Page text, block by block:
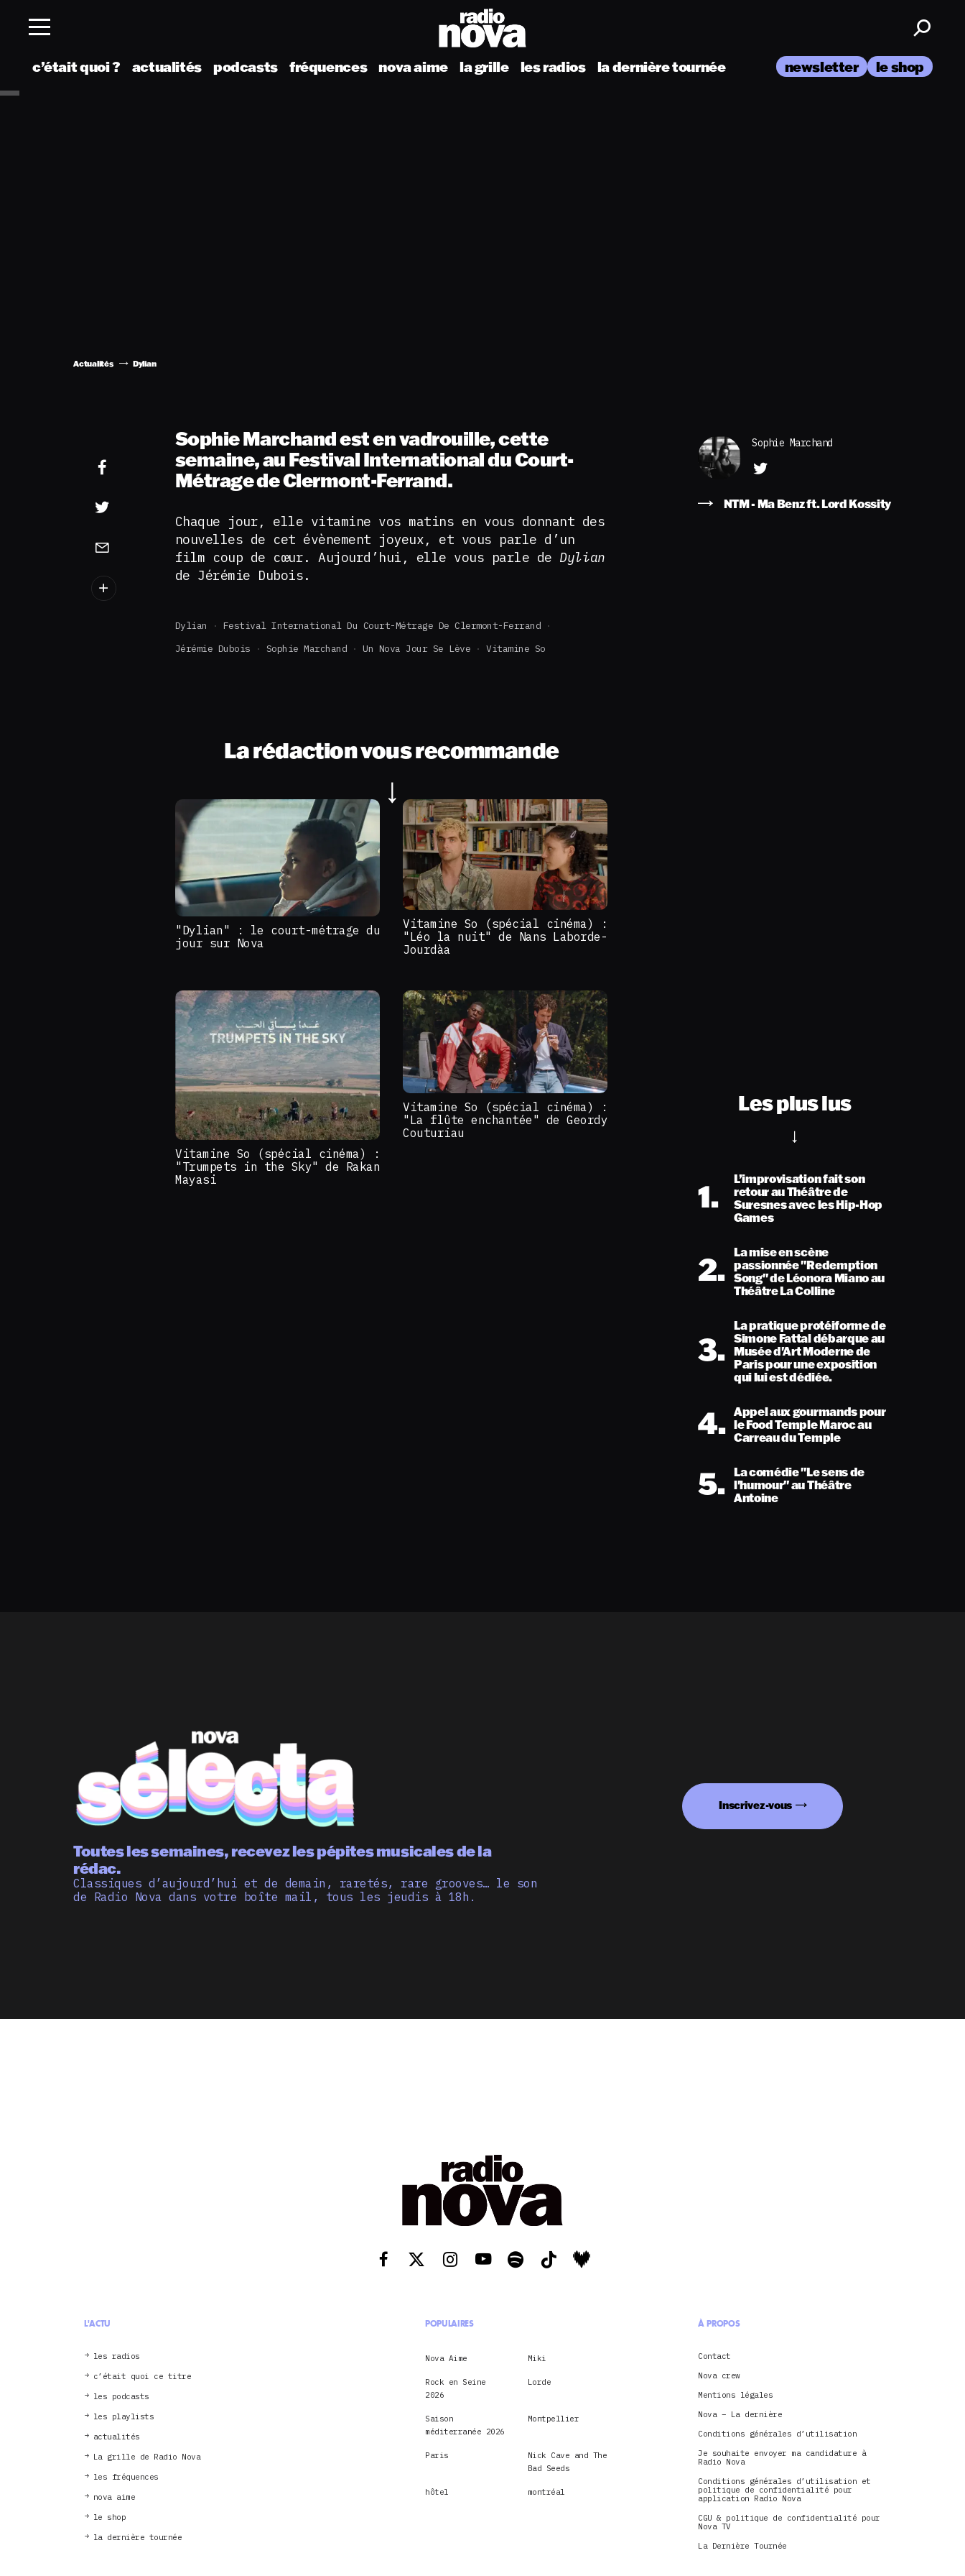
c’était quoi ? actualités podcasts fréquences nova aime la grille les radios la dernière tournée newsletter le shop
Actualités Dylian
Sophie Marchand est en vadrouille, cette
semaine, au Festival International du Court-
Métrage de Clermont-Ferrand.
Chaque jour, elle vitamine vos matins en vous donnant des
nouvelles de cet évènement joyeux, et vous parle d’un
film coup de cœur. Aujourd’hui, elle vous parle de Dylian
de Jérémie Dubois.
Dylian
Festival International Du Court-Métrage De Clermont-Ferrand
Jérémie Dubois
Sophie Marchand Un Nova Jour Se Lève Vitamine So
La rédaction vous recommande
"Dylian" : le court-métrage du
jour sur Nova
Vitamine So (spécial cinéma) :
"Léo la nuit" de Nans Laborde-
Jourdàa
Vitamine So (spécial cinéma) :
"Trumpets in the Sky" de Rakan
Mayasi
Vitamine So (spécial cinéma) :
"La flûte enchantée" de Geordy
Couturiau
Sophie Marchand
NTM - Ma Benz ft. Lord Kossity
Les plus lus
1.
L’improvisation fait son
retour au Théâtre de
Suresnes avec les Hip-Hop
Games
2. La mise en scène
passionnée "Redemption
Song" de Léonora Miano au
Théâtre La Colline
3.
La pratique protéiforme de
Simone Fattal débarque au
Musée d'Art Moderne de
Paris pour une exposition
qui lui est dédiée.
4. Appel aux gourmands pour
le Food Temple Maroc au
Carreau du Temple
5. La comédie "Le sens de
l'humour" au Théâtre
Antoine
Toutes les semaines, recevez les pépites musicales de la
rédac.
Classiques d’aujourd’hui et de demain, raretés, rare grooves… le son
de Radio Nova dans votre boîte mail, tous les jeudis à 18h.
Inscrivez-vous
L'ACTU
les radios
c’était quoi ce titre
les podcasts
les playlists
actualités
La grille de Radio Nova
les fréquences
nova aime
le shop
la dernière tournée
POPULAIRES
Nova Aime Miki
Rock en Seine
2026
Lorde
Saison
méditerranée 2026
Montpellier
Paris
Nick Cave and The
Bad Seeds
hôtel montréal
À PROPOS
Contact
Nova crew
Mentions légales
Nova – La dernière
Conditions générales d’utilisation
Je souhaite envoyer ma candidature à
Radio Nova
Conditions générales d’utilisation et
politique de confidentialité pour
application Radio Nova
CGU & politique de confidentialité pour
Nova TV
La Dernière Tournée